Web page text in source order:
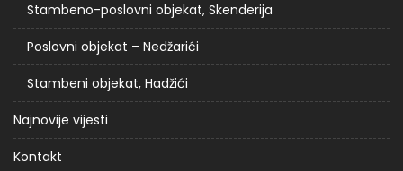
Stambeno-poslovni objekat, Skenderija
Poslovni objekat – Nedžarići
Stambeni objekat, Hadžići
Najnovije vijesti
Kontakt